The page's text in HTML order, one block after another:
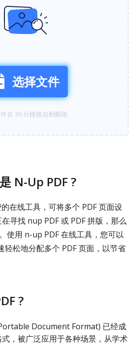
选择文件
在 30 分鐘後自動刪除
N-Up PDF ?
在线工具，可将多个 PDF 页面设
寻找 nup PDF 或 PDF 拼版，那么
使用 n-up PDF 在线工具，您可以
轻松地分配多个 PDF 页面，以节省
?
Document Format) 已经成
，被广泛应用于各种场景，从学术